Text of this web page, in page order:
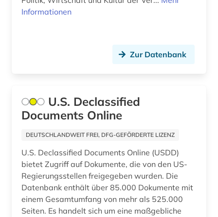
hamburg (1)
historische statistik (1)
hollywood (1)
holocaust (1)
indianer (5)
indianerpolitik (2)
Informationen
Zur Datenbank
U.S. Declassified
Documents Online
DEUTSCHLANDWEIT FREI, DFG-GEFÖRDERTE LIZENZ
U.S. Declassified Documents Online (USDD)
bietet Zugriff auf Dokumente, die von den US-
Regierungsstellen freigegeben wurden. Die
Datenbank enthält über 85.000 Dokumente mit
einem Gesamtumfang von mehr als 525.000
Seiten. Es handelt sich um eine maßgebliche